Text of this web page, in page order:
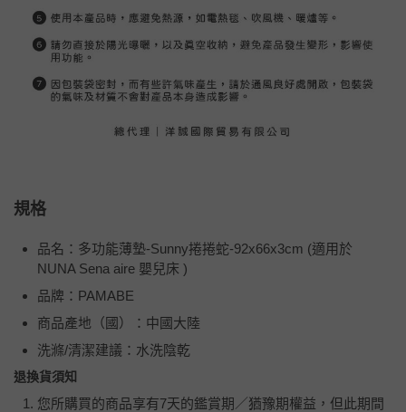
規格
品名：多功能薄墊-Sunny捲捲蛇-92x66x3cm (適用於
NUNA Sena aire 嬰兒床 )
品牌：PAMABE
商品產地（國）：中國大陸
洗滌/清潔建議：水洗陰乾
退換貨須知
您所購買的商品享有7天的鑑賞期／猶豫期權益，但此期間